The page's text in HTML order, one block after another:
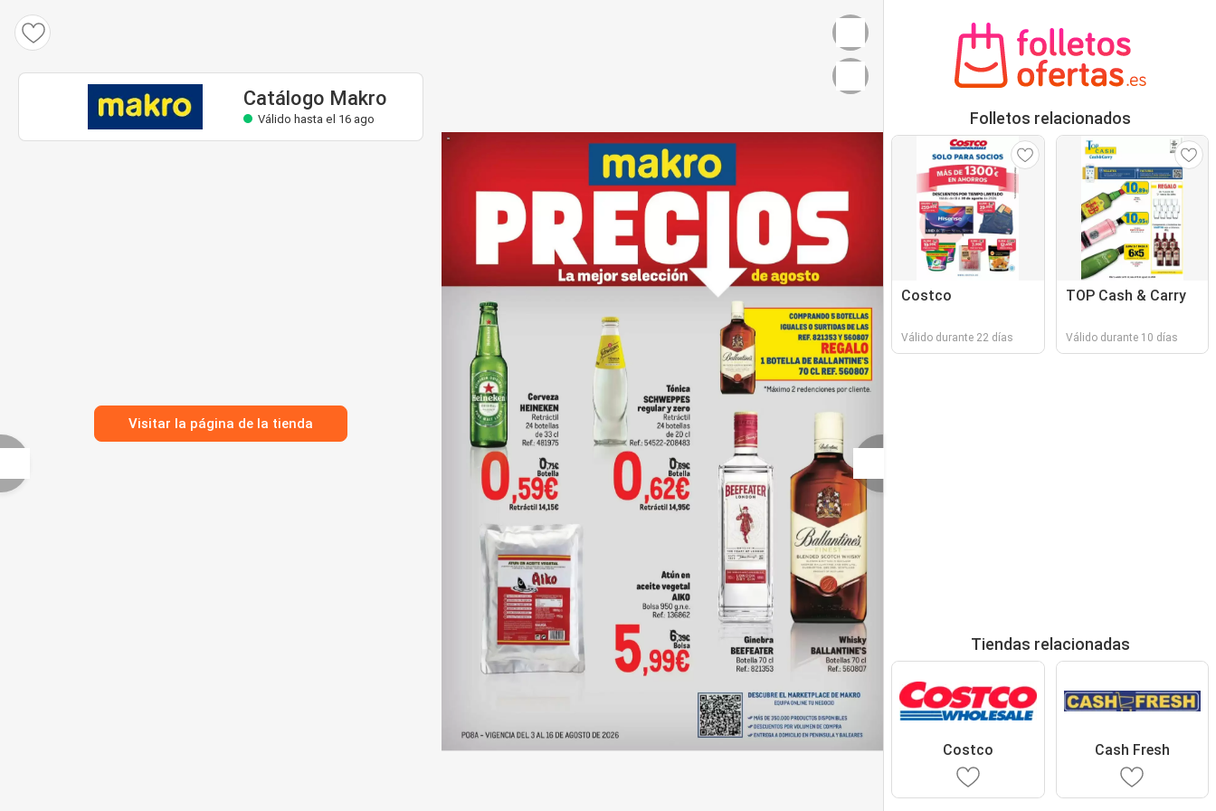
Catálogo Makro
Válido hasta el 16 ago
Visitar la página de la tienda
Folletos relacionados
Costco
Válido durante 22 días
TOP Cash & Carry
Válido durante 10 días
Tiendas relacionadas
Costco Cash Fresh